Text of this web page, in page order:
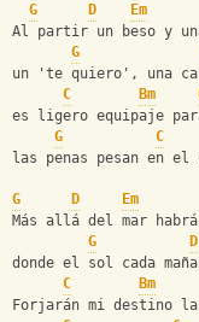
G D Em
Al partir un beso y
G
un 'te quiero', una
C
Bm
es ligero equipaje
G
C
las penas pesan en el
G D
Em
Más allá del mar
G
D
donde el sol cada
C
Bm
Forjarán mi destino